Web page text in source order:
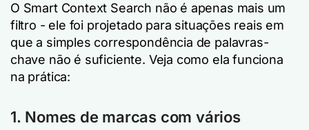
O Smart Context Search não é apenas mais um
filtro - ele foi projetado para situações reais em
que a simples correspondência de palavras-
chave não é suficiente. Veja como ela funciona
na prática:
1. Nomes de marcas com vários